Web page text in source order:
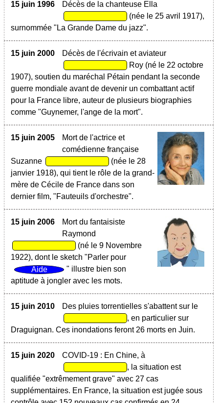
15 juin 1996
Décès de la chanteuse Ella
(née le 25 avril 1917),
surnommée "La Grande Dame du jazz".
15 juin 2000
Décès de l'écrivain et aviateur
Roy (né le 22 octobre
1907), soutien du maréchal Pétain pendant la seconde
guerre mondiale avant de devenir un combattant actif
pour la France libre, auteur de plusieurs biographies
comme "Guynemer, l'ange de la mort".
15 juin 2005
Mort de l'actrice et
comédienne française
Suzanne
(née le 28
janvier 1918), qui tient le rôle de la grand-
mère de Cécile de France dans son
dernier film, "Fauteuils d'orchestre".
15 juin 2006
Mort du fantaisiste
Raymond
(né le 9 Novembre
1922), dont le sketch "Parler pour
" illustre bien son
aptitude à jongler avec les mots.
15 juin 2010
Des pluies torrentielles s'abattent sur le
, en particulier sur
Draguignan. Ces inondations feront 26 morts en Juin.
15 juin 2020
COVID-19 : En Chine, à
, la situation est
qualifiée "extrêmement grave" avec 27 cas
supplémentaires. En France, la situation est jugée sous